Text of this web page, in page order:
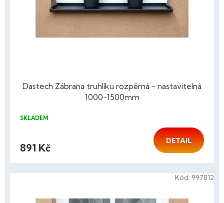
Dastech Zábrana truhlíku rozpěrná - nastavitelná
1000-1500mm
SKLADEM
891 Kč
DETAIL
Kód: 997812